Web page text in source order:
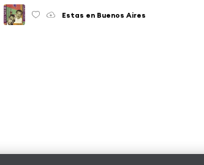
Estas en Buenos Aires